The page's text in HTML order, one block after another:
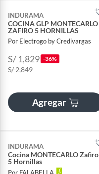
INDURAMA
COCINA GLP MONTECARLO
ZAFIRO 5 HORNILLAS
Por Electrogo by Credivargas
S/ 1,829 -36%
S/ 2,849
Agregar
INDURAMA
Cocina MONTECARLO Zafiro
5 Hornillas
Por FALABELLA